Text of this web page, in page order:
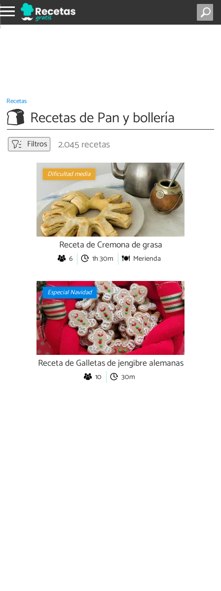
Recetas
Recetas de Pan y bollería
Filtros 2.045 recetas
Dificultad media
Receta de Cremona de grasa
6 1h 30m Merienda
Especial Navidad
Receta de Galletas de jengibre alemanas
10 30m